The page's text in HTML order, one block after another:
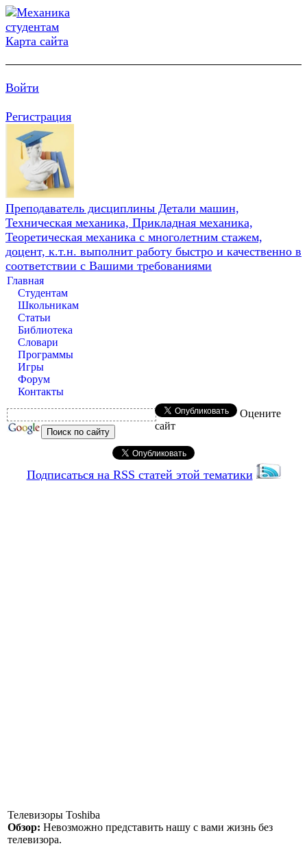
Карта сайта
Войти
Регистрация
Преподаватель дисциплины Детали машин,
Техническая механика, Прикладная механика,
Теоретическая механика с многолетним стажем,
доцент, к.т.н. выполнит работу быстро и качественно в
соответствии с Вашими требованиями
Главная
Студентам
Школьникам
Статьи
Библиотека
Словари
Программы
Игры
Форум
Контакты
Оцените
сайт
Подписаться на RSS статей этой тематики
Телевизоры Toshiba
Обзор: Невозможно представить нашу с вами жизнь без
телевизора.